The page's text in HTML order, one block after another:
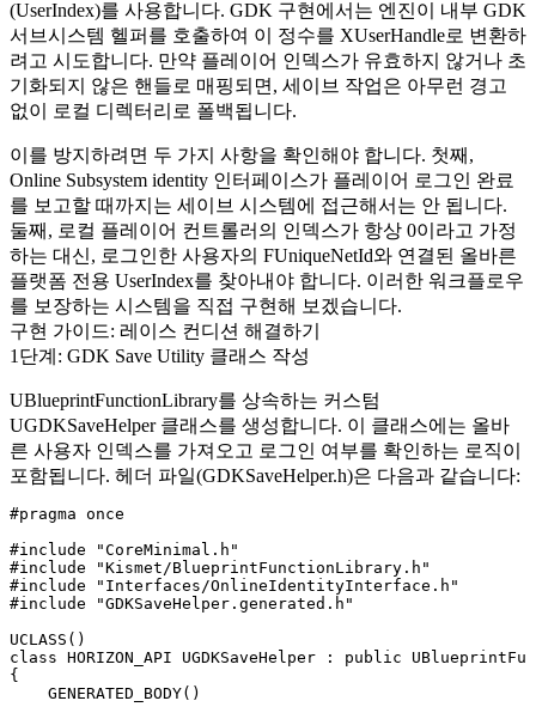
(UserIndex)를 사용합니다. GDK 구현에서는 엔진이 내부 GDK
서브시스템 헬퍼를 호출하여 이 정수를 XUserHandle로 변환하
려고 시도합니다. 만약 플레이어 인덱스가 유효하지 않거나 초
기화되지 않은 핸들로 매핑되면, 세이브 작업은 아무런 경고
없이 로컬 디렉터리로 폴백됩니다.
이를 방지하려면 두 가지 사항을 확인해야 합니다. 첫째,
Online Subsystem identity 인터페이스가 플레이어 로그인 완료
를 보고할 때까지는 세이브 시스템에 접근해서는 안 됩니다.
둘째, 로컬 플레이어 컨트롤러의 인덱스가 항상 0이라고 가정
하는 대신, 로그인한 사용자의 FUniqueNetId와 연결된 올바른
플랫폼 전용 UserIndex를 찾아내야 합니다. 이러한 워크플로우
를 보장하는 시스템을 직접 구현해 보겠습니다.
구현 가이드: 레이스 컨디션 해결하기
1단계: GDK Save Utility 클래스 작성
UBlueprintFunctionLibrary를 상속하는 커스텀
UGDKSaveHelper클래스를 생성합니다. 이 클래스에는 올바
른 사용자 인덱스를 가져오고 로그인 여부를 확인하는 로직이
포함됩니다. 헤더 파일(GDKSaveHelper.h)은 다음과 같습니다:
#pragma once
#include "CoreMinimal.h"
#include "Kismet/BlueprintFunctionLibrary.h"
#include "Interfaces/OnlineIdentityInterface.h"
#include "GDKSaveHelper.generated.h"
UCLASS()
class HORIZON_API UGDKSaveHelper : public
{
    GENERATED_BODY()